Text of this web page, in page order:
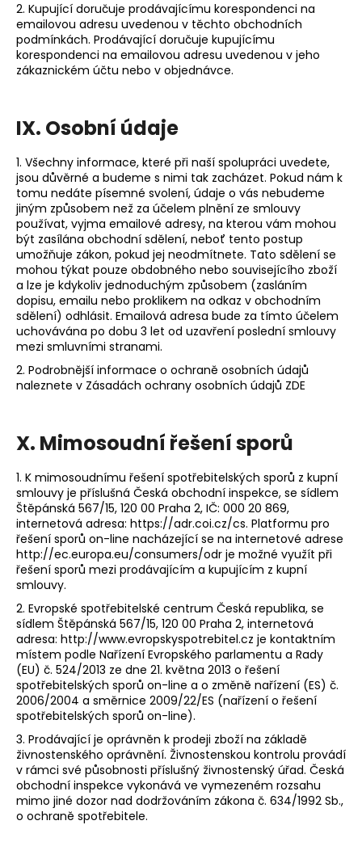
2. Kupující doručuje prodávajícímu korespondenci na
emailovou adresu uvedenou v těchto obchodních
podmínkách. Prodávající doručuje kupujícímu
korespondenci na emailovou adresu uvedenou v jeho
zákaznickém účtu nebo v objednávce.
IX. Osobní údaje
1. Všechny informace, které při naší spolupráci uvedete,
jsou důvěrné a budeme s nimi tak zacházet. Pokud nám k
tomu nedáte písemné svolení, údaje o vás nebudeme
jiným způsobem než za účelem plnění ze smlouvy
používat, vyjma emailové adresy, na kterou vám mohou
být zasílána obchodní sdělení, neboť tento postup
umožňuje zákon, pokud jej neodmítnete. Tato sdělení se
mohou týkat pouze obdobného nebo souvisejícího zboží
a lze je kdykoliv jednoduchým způsobem (zasláním
dopisu, emailu nebo proklikem na odkaz v obchodním
sdělení) odhlásit. Emailová adresa bude za tímto účelem
uchovávána po dobu 3 let od uzavření poslední smlouvy
mezi smluvními stranami.
2. Podrobnější informace o ochraně osobních údajů
naleznete v Zásadách ochrany osobních údajů ZDE
X. Mimosoudní řešení sporů
1. K mimosoudnímu řešení spotřebitelských sporů z kupní
smlouvy je příslušná Česká obchodní inspekce, se sídlem
Štěpánská 567/15, 120 00 Praha 2, IČ: 000 20 869,
internetová adresa: https://adr.coi.cz/cs. Platformu pro
řešení sporů on-line nacházející se na internetové adrese
http://ec.europa.eu/consumers/odr je možné využít při
řešení sporů mezi prodávajícím a kupujícím z kupní
smlouvy.
2. Evropské spotřebitelské centrum Česká republika, se
sídlem Štěpánská 567/15, 120 00 Praha 2, internetová
adresa: http://www.evropskyspotrebitel.cz je kontaktním
místem podle Nařízení Evropského parlamentu a Rady
(EU) č. 524/2013 ze dne 21. května 2013 o řešení
spotřebitelských sporů on-line a o změně nařízení (ES) č.
2006/2004 a směrnice 2009/22/ES (nařízení o řešení
spotřebitelských sporů on-line).
3. Prodávající je oprávněn k prodeji zboží na základě
živnostenského oprávnění. Živnostenskou kontrolu provádí
v rámci své působnosti příslušný živnostenský úřad. Česká
obchodní inspekce vykonává ve vymezeném rozsahu
mimo jiné dozor nad dodržováním zákona č. 634/1992 Sb.,
o ochraně spotřebitele.